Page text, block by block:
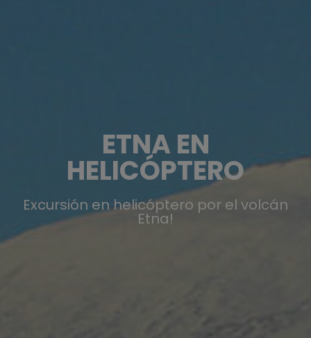
ETNA EN
HELICÓPTERO
Excursión en helicóptero por el volcán
Etna!